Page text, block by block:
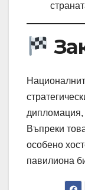
дипломация,
Въпреки
особено
павилиона